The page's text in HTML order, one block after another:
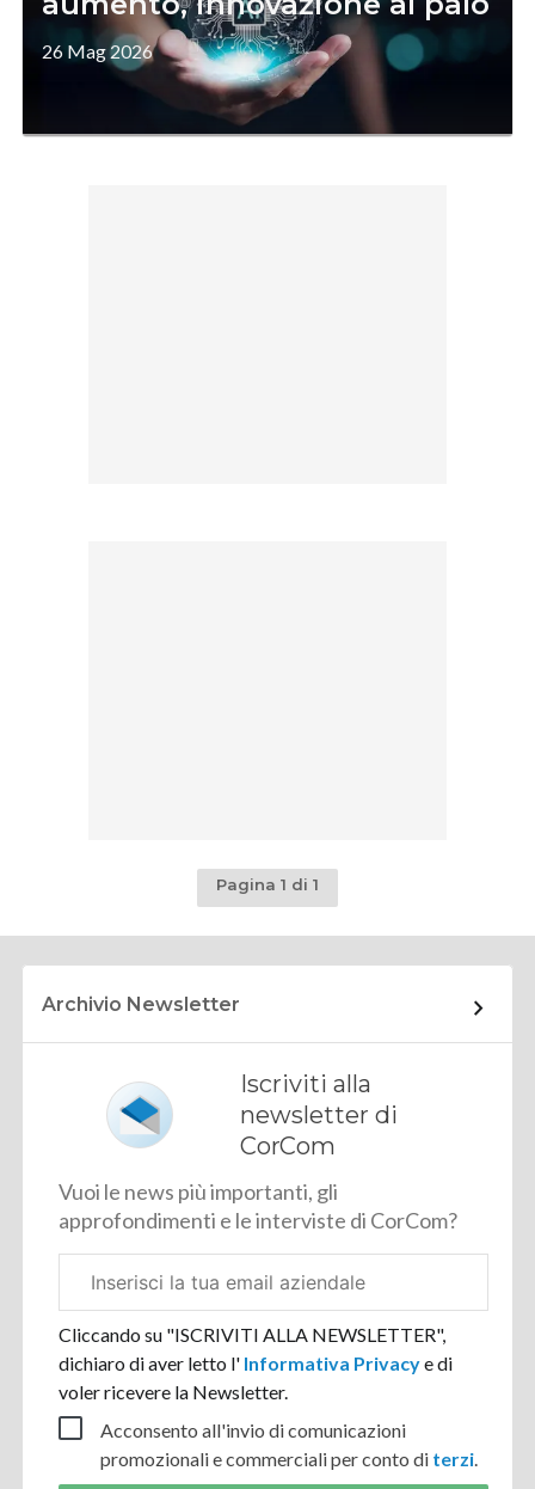
26 Mag 2026
Pagina 1 di 1
Archivio Newsletter
Iscriviti alla
newsletter di
CorCom
Vuoi le news più importanti, gli
approfondimenti e le interviste di CorCom?
aziendale
Cliccando su "ISCRIVITI ALLA NEWSLETTER",
dichiaro di aver letto l' Informativa Privacye di
voler ricevere la Newsletter.
Acconsento all'invio di comunicazioni
promozionali e commerciali per conto di terzi.